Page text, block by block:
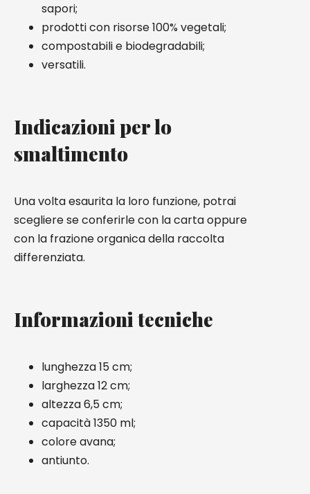
sapori;
prodotti con risorse 100% vegetali;
compostabili e biodegradabili;
versatili.
Indicazioni per lo
smaltimento
Una volta esaurita la loro funzione, potrai
scegliere se conferirle con la carta oppure
con la frazione organica della raccolta
differenziata.
Informazioni tecniche
lunghezza 15 cm;
larghezza 12 cm;
altezza 6,5 cm;
capacità 1350 ml;
colore avana;
antiunto.